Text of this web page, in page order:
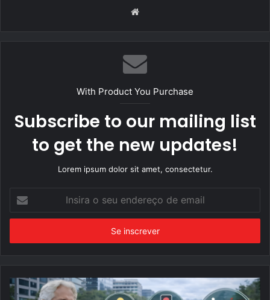
Website
With Product You Purchase
Subscribe to our mailing list
to get the new updates!
Lorem ipsum dolor sit amet, consectetur.
seu
de